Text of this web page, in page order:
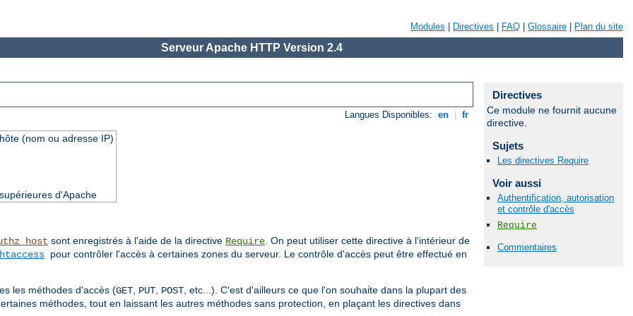
Modules Directives FAQ Glossaire Plan du site
Serveur Apache HTTP Version 2.4
Langues Disponibles: en fr
(nom ou adresse IP)
d'Apache
sont enregistrés à l'aide de la directive Require. On peut utiliser cette directive à l'intérieur de
pour contrôler l'accès à certaines zones du serveur. Le contrôle d'accès peut être effectué en
les méthodes d'accès (GET, PUT, POST, etc...). C'est d'ailleurs ce que l'on souhaite dans la plupart des
méthodes, tout en laissant les autres méthodes sans protection, en plaçant les directives dans
Directives
Ce module ne fournit aucune
directive.
Sujets
Les directives Require
Voir aussi
Authentification, autorisation
et contrôle d'accès
Require
Commentaires